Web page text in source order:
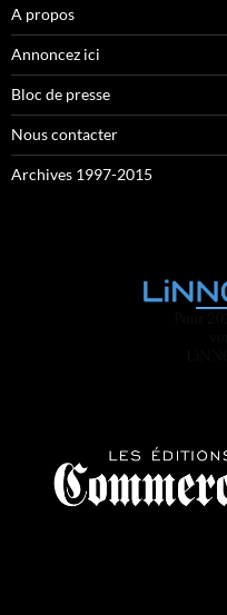
A propos
Annoncez ici
Bloc de presse
Nous contacter
Archives 1997-2015